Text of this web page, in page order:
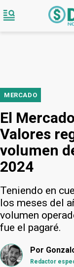
MERCADO
El
Valores
volumen
2024
Teniendo en
los meses del
volumen
fue el pagaré.
Por
Redactor